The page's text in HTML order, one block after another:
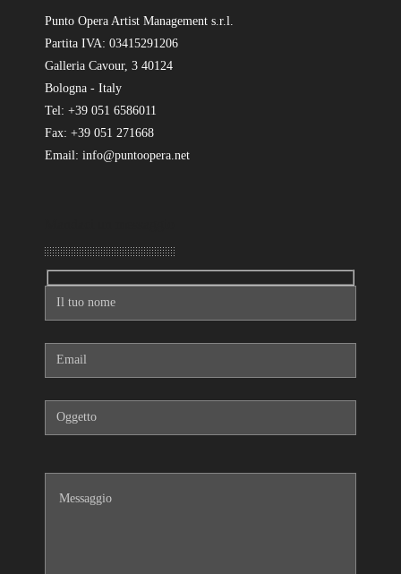
Punto Opera Artist Management s.r.l.
Partita IVA: 03415291206
Galleria Cavour, 3 40124
Bologna - Italy
Tel: +39 051 6586011
Fax: +39 051 271668
Email: info@puntoopera.net